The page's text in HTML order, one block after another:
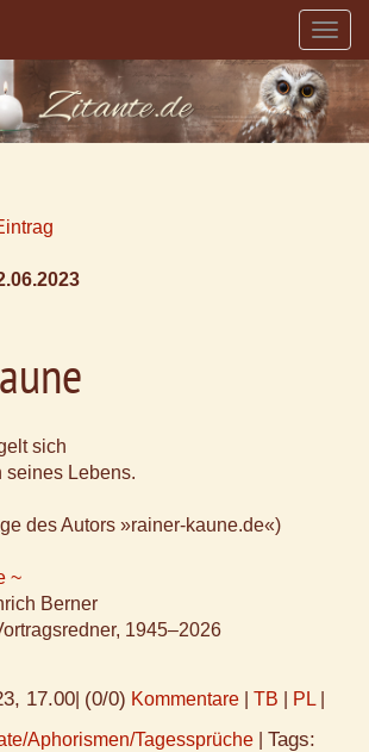
sich
seines Lebens.
des Autors »rainer-kaune.de«)
~
Berner
1945–2026
17.00 (0/0) Kommentare TB PL
Aphorismen/Tagessprüche Tags: